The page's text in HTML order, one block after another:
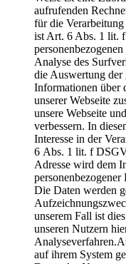
aufrufenden
für die
ist Art. 6 Abs. 1 lit.
Analyse des
die Auswertung der
Informationen über
unserer Webseite
unsere Webseite
verbessern. In
Interesse in der
6 Abs. 1 lit. f
Adresse wird dem
Die Daten werden
unserem Fall ist
unseren Nutzern
auf ihrem System